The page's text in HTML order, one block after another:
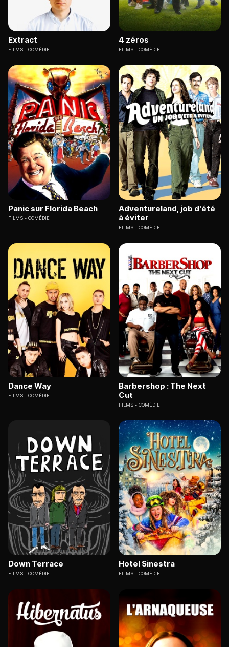
Extract
FILMS COMÉDIE
4 zéros
FILMS COMÉDIE
Panic sur Florida Beach
FILMS COMÉDIE
Adventureland, job d'été
à éviter
FILMS COMÉDIE
Dance Way
FILMS COMÉDIE
Barbershop : The Next
Cut
FILMS COMÉDIE
Down Terrace
FILMS COMÉDIE
Hotel Sinestra
FILMS COMÉDIE